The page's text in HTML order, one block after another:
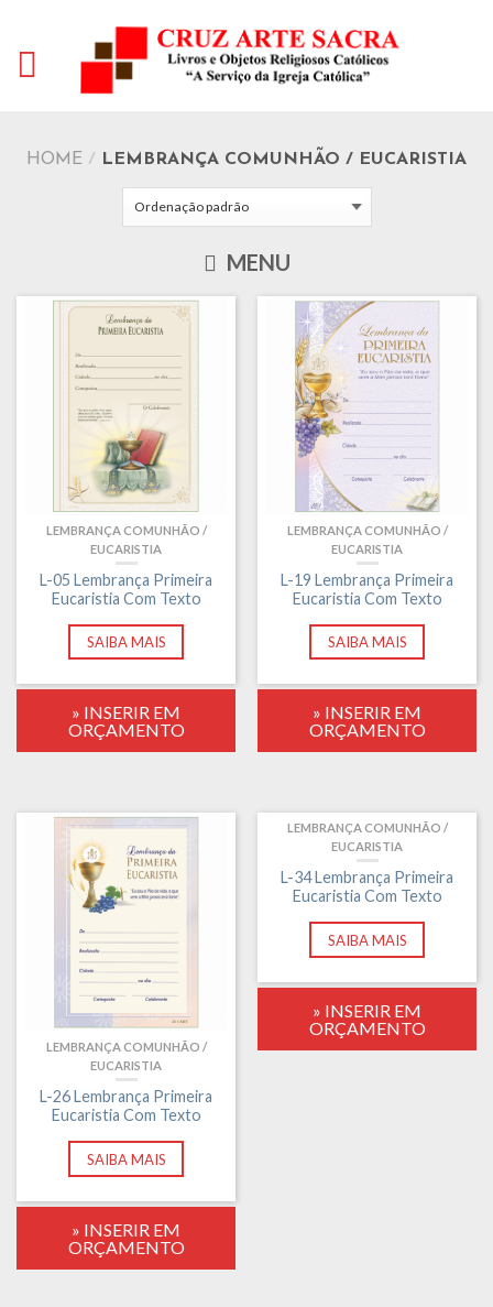
HOME / LEMBRANÇA COMUNHÃO / EUCARISTIA
MENU
LEMBRANÇA COMUNHÃO /
EUCARISTIA
L-05 Lembrança Primeira
Eucaristia Com Texto
SAIBA MAIS
» INSERIR EM
ORÇAMENTO
LEMBRANÇA COMUNHÃO /
EUCARISTIA
L-19 Lembrança Primeira
Eucaristia Com Texto
SAIBA MAIS
» INSERIR EM
ORÇAMENTO
LEMBRANÇA COMUNHÃO /
EUCARISTIA
L-26 Lembrança Primeira
Eucaristia Com Texto
SAIBA MAIS
» INSERIR EM
ORÇAMENTO
LEMBRANÇA COMUNHÃO /
EUCARISTIA
L-34 Lembrança Primeira
Eucaristia Com Texto
SAIBA MAIS
» INSERIR EM
ORÇAMENTO